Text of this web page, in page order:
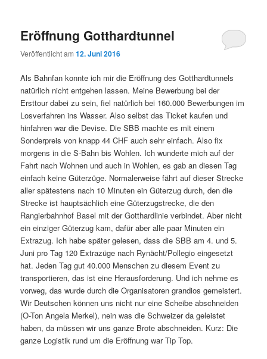
Eröffnung Gotthardtunnel
Veröffentlicht am12. Juni 2016
Als Bahnfan konnte ich mir die Eröffnung des Gotthardtunnels
natürlich nicht entgehen lassen. Meine Bewerbung bei der
Ersttour dabei zu sein, fiel natürlich bei 160.000 Bewerbungen im
Losverfahren ins Wasser. Also selbst das Ticket kaufen und
hinfahren war die Devise. Die SBB machte es mit einem
Sonderpreis von knapp 44 CHF auch sehr einfach. Also fix
morgens in die S-Bahn bis Wohlen. Ich wunderte mich auf der
Fahrt nach Wohnen und auch in Wohlen, es gab an diesen Tag
einfach keine Güterzüge. Normalerweise fährt auf dieser Strecke
aller spätestens nach 10 Minuten ein Güterzug durch, den die
Strecke ist hauptsächlich eine Güterzugstrecke, die den
Rangierbahnhof Basel mit der Gotthardlinie verbindet. Aber nicht
ein einziger Güterzug kam, dafür aber alle paar Minuten ein
Extrazug. Ich habe später gelesen, dass die SBB am 4. und 5.
Juni pro Tag 120 Extrazüge nach Rynächt/Pollegio eingesetzt
hat. Jeden Tag gut 40.000 Menschen zu diesem Event zu
transportieren, das ist eine Herausforderung. Und ich nehme es
vorweg, das wurde durch die Organisatoren grandios gemeistert.
Wir Deutschen können uns nicht nur eine Scheibe abschneiden
(O-Ton Angela Merkel), nein was die Schweizer da geleistet
haben, da müssen wir uns ganze Brote abschneiden. Kurz: Die
ganze Logistik rund um die Eröffnung war Tip Top.